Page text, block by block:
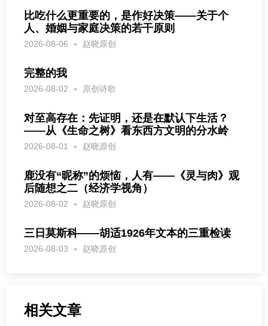
比吃什么更重要的，是作好决策——关于个
人、婚姻与家庭决策的若干原则
2026-08-06 赵晓原创
完整的我
2026-08-02 原创诗歌
对至高存在：先证明，还是在默认下生活？
——从《生命之树》看东西方文明的分水岭
2026-08-01 赵晓原创
鹿没有“昵称”的烦恼，人有——《灵与肉》观
后随想之二（经济学视角）
2026-08-02 赵晓原创
三日莫斯科——胡适1926年文本的三重检读
2026-08-03 赵晓原创
相关文章